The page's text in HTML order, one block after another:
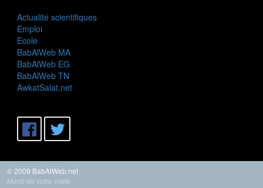
Actualité scientifiques
Emploi
Ecole
BabAlWeb MA
BabAlWeb EG
BabAlWeb TN
AwkatSalat.net
© 2009 BabAlWeb.net
Merci de votre visite